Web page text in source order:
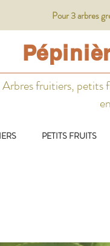
Pour 3 arbres
Arbres fruitiers, petits
PETITS FRUITS